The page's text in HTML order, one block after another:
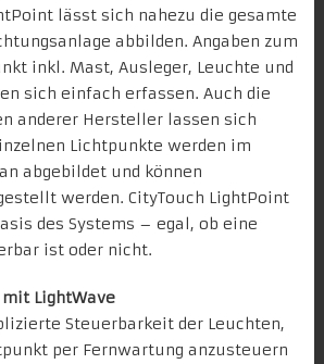
lässt sich nahezu die gesamte
abbilden. Angaben zum
inkl. Mast, Ausleger, Leuchte und
sich einfach erfassen. Auch die
anderer Hersteller lassen sich
Lichtpunkte werden im
abgebildet und können
werden. CityTouch LightPoint
des Systems – egal, ob eine
ist oder nicht.
LightWave
Steuerbarkeit der Leuchten,
per Fernwartung anzusteuern